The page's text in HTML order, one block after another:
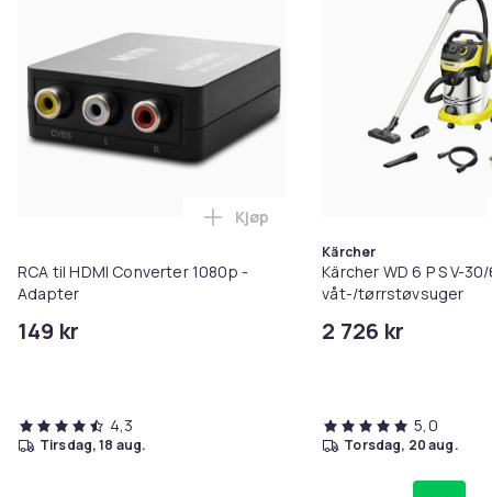
RCA til HDMI Converter 1080p -
Adapter
149 kr
Legg RCA til HDMI Converter
Kjøp
4,3
tirsdag, 18 aug.
Kärcher
Kärcher WD 6 P S V-
våt-/tørrstøvsuger
2 726 kr
5,0
torsdag, 20 aug.